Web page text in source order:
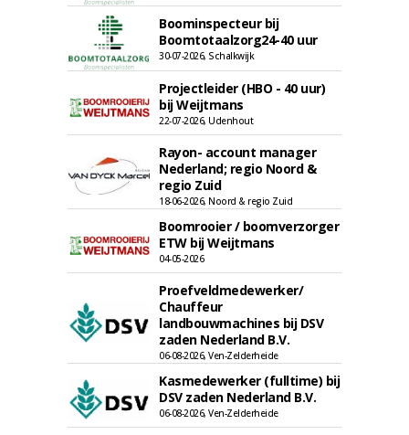
Boominspecteur bij
Boomtotaalzorg24-40 uur
30-07-2026, Schalkwijk
Projectleider (HBO - 40 uur)
bij Weijtmans
22-07-2026, Udenhout
Rayon- account manager
Nederland; regio Noord &
regio Zuid
18-06-2026, Noord & regio Zuid
Boomrooier / boomverzorger
ETW bij Weijtmans
04-05-2026
Proefveldmedewerker/
Chauffeur
landbouwmachines bij DSV
zaden Nederland B.V.
06-08-2026, Ven-Zelderheide
Kasmedewerker (fulltime) bij
DSV zaden Nederland B.V.
06-08-2026, Ven-Zelderheide